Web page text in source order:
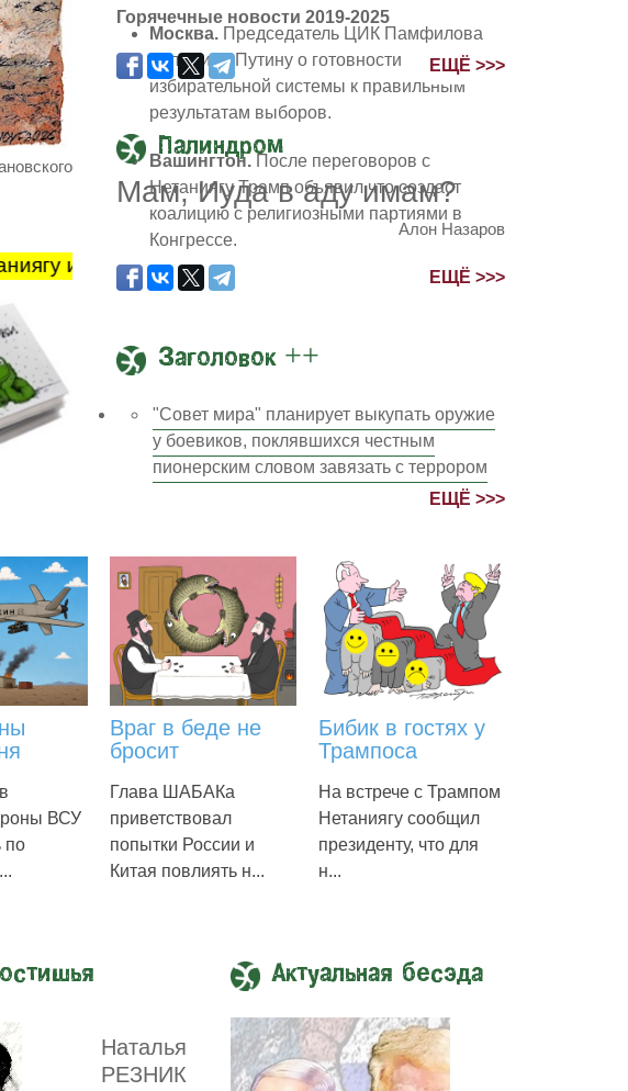
и Трампа продлилась час двадцать минут и достигла 98
Москва. Председатель ЦИК Памфилова
доложила Путину о готовности
избирательной системы к правильным
результатам выборов.
Вашингтон. После переговоров с
Нетаниягу Трамп объявил что создаст
коалицию с религиозными партиями в
Конгрессе.
Горячечные новости 2019-2025
ЕЩЁ >>>
Палиндром
Мам, Иуда в аду имам?
Алон Назаров
ЕЩЁ >>>
Заголовок ++
"Совет мира" планирует выкупать оружие
у боевиков, поклявшихся честным
пионерским словом завязать с террором
ЕЩЁ >>>
ВСУ
по
Враг в беде не
бросит
Глава ШАБАКа
приветствовал
попытки России и
Китая повлиять н...
Бибик в гостях у
Трампоса
На встрече с Трампом
Нетаниягу сообщил
президенту, что для
н...
Наталья
РЕЗНИК
Актуальная бесэда